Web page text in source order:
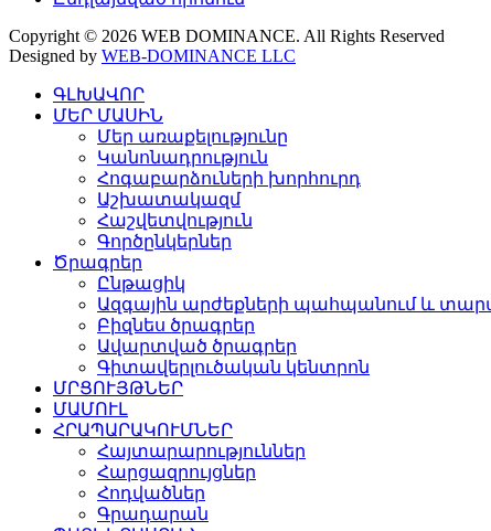
Copyright © 2026 WEB DOMINANCE. All Rights Reserved
Designed by WEB-DOMINANCE LLC
ԳԼԽԱՎՈՐ
ՄԵՐ ՄԱՍԻՆ
Մեր առաքելությունը
Կանոնադրություն
Հոգաբարձուների խորհուրդ
Աշխատակազմ
Հաշվետվություն
Գործընկերներ
Ծրագրեր
Ընթացիկ
Ազգային արժեքների պահպանում և
Բիզնես ծրագրեր
Ավարտված ծրագրեր
Գիտավերլուծական կենտրոն
ՄՐՑՈՒՅԹՆԵՐ
ՄԱՄՈՒԼ
ՀՐԱՊԱՐԱԿՈՒՄՆԵՐ
Հայտարարություններ
Հարցազրույցներ
Հոդվածներ
Գրադարան